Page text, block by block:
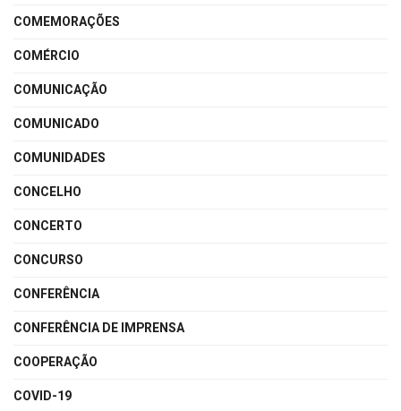
COMEMORAÇÕES
COMÉRCIO
COMUNICAÇÃO
COMUNICADO
COMUNIDADES
CONCELHO
CONCERTO
CONCURSO
CONFERÊNCIA
CONFERÊNCIA DE IMPRENSA
COOPERAÇÃO
COVID-19